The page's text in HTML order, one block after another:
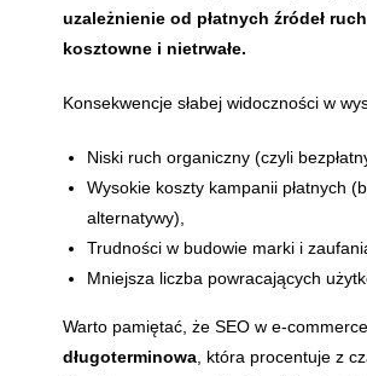
uzależnienie od płatnych źródeł
kosztowne i nietrwałe.
Konsekwencje słabej widoczności w
Niski ruch organiczny (czyli
Wysokie koszty kampanii płatnych
alternatywy),
Trudności w budowie marki i
Mniejsza liczba powracających
Warto pamiętać, że SEO w e-
długoterminowa , która procentuje z